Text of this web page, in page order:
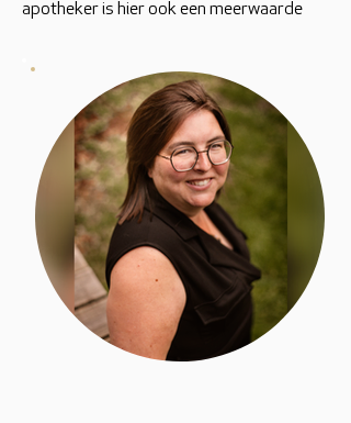
apotheker is hier ook een meerwaarde